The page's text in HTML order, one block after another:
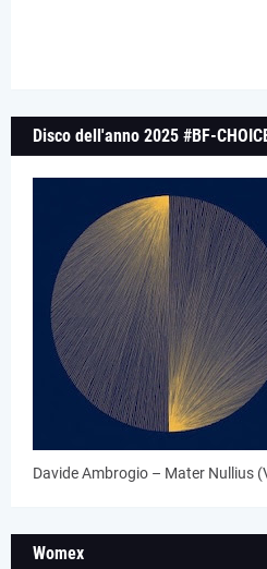
Disco dell'anno 2025 #BF-
Davide Ambrogio – Mater Nullius
Womex